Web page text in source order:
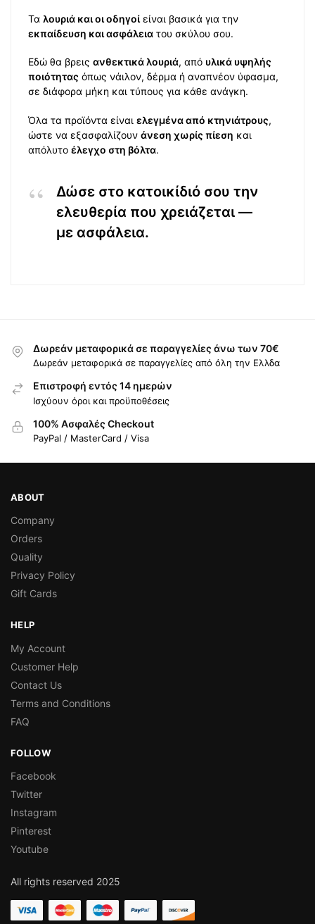
Τα λουριά και οι οδηγοί είναι βασικά για την
εκπαίδευση και ασφάλεια του σκύλου σου.
Εδώ θα βρεις ανθεκτικά λουριά, από υλικά υψηλής
ποιότητας όπως νάιλον, δέρμα ή αναπνέον ύφασμα,
σε διάφορα μήκη και τύπους για κάθε ανάγκη.
Όλα τα προϊόντα είναι ελεγμένα από κτηνιάτρους,
ώστε να εξασφαλίζουν άνεση χωρίς πίεση και
απόλυτο έλεγχο στη βόλτα.
Δώσε στο κατοικίδιό σου την
ελευθερία που χρειάζεται —
με ασφάλεια.
Δωρεάν μεταφορικά σε παραγγελίες άνω των 70€
Δωρεάν μεταφορικά σε παραγγελίες από όλη την Ελλδα
Επιστροφή εντός 14 ημερών
Ισχύουν όροι και προϋποθέσεις
100% Ασφαλές Checkout
PayPal / MasterCard / Visa
ABOUT
Company
Orders
Quality
Privacy Policy
Gift Cards
HELP
My Account
Customer Help
Contact Us
Terms and Conditions
FAQ
FOLLOW
Facebook
Twitter
Instagram
Pinterest
Youtube
All rights reserved 2025